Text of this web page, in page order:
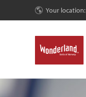
Your location: